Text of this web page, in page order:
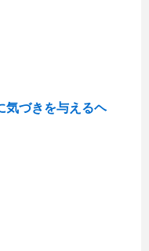
気づきを与えるヘ